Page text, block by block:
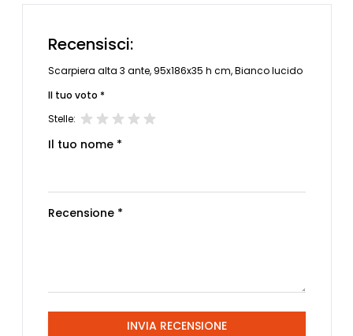
Recensisci:
Scarpiera alta 3 ante, 95x186x35 h cm, Bianco lucido
Il tuo voto *
Stelle:
Il tuo nome *
Recensione *
INVIA RECENSIONE